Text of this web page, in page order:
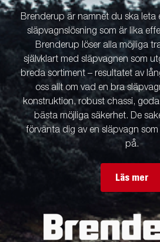
Brenderup är namnet du ska leta
släpvagnslösning som är lika
Brenderup löser alla möjliga
självklart med släpvagnen som
breda sortiment – resultatet av
oss allt om vad en bra
konstruktion, robust chassi,
bästa möjliga säkerhet. De
förvänta dig av en släpvagn
på.
Läs mer